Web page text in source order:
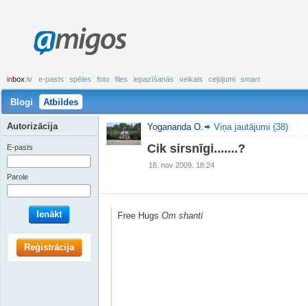
amigos
inbox .lv e-pasts spēles foto files iepazīšanās veikals ceļojumi smart
Blogi Atbildes
Yogananda O. Viņa jautājumi (38)
Cik sirsnīgi.......?
18. nov 2009. 18:24
Free Hugs Om shanti
Autorizācija
E-pasts
Parole
Ienākt
Reģistrācija